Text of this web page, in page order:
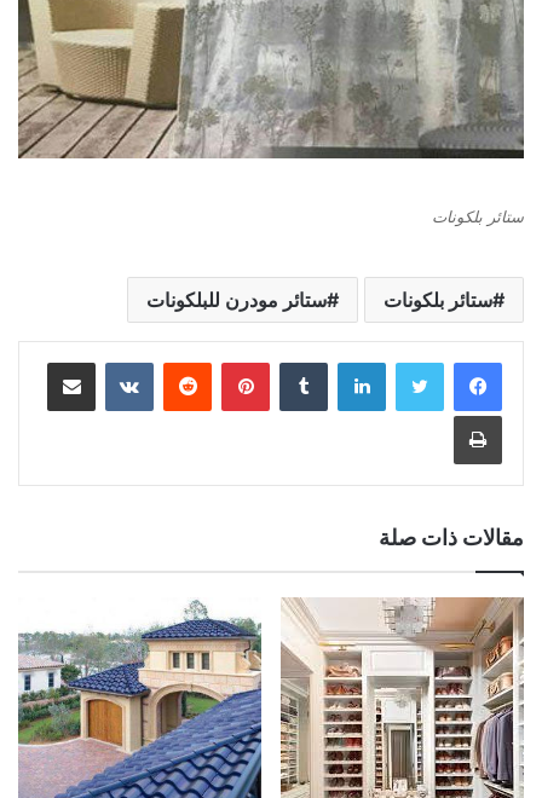
ستائر بلكونات
ستائر بلكونات ستائر مودرن للبلكونات
لينكدإن بينتيريست مشاركة عبر البريد
طباعة
مقالات ذات صلة